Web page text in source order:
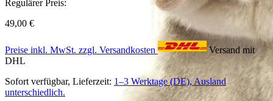
Regulärer Preis:
49,00 €
Preise inkl. MwSt. zzgl. Versandkosten
Versand mit
DHL
Sofort verfügbar, Lieferzeit: 1–3 Werktage (DE), Ausland
unterschiedlich.